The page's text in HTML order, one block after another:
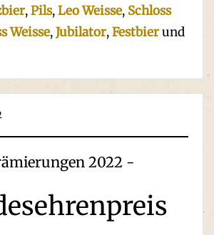
,Pils,Leo Weisse, Schloss
Weisse,Jubilator,Festbierund
2022 -